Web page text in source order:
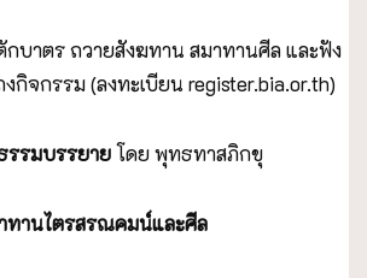
บาตร ถวายสังฆทาน สมาทานศีล และฟัง
กิจกรรม (ลงทะเบียน register.bia.or.th)
รรมบรรยายโดย พุทธทาสภิกขุ
ทานไตรสรณคมน์และศีล